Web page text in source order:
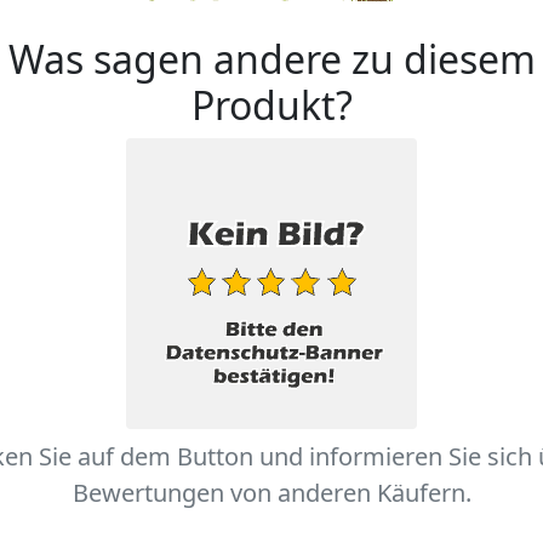
Was sagen andere zu diesem
Produkt?
Sie auf dem Button und informieren Sie sich
Bewertungen von anderen Käufern.